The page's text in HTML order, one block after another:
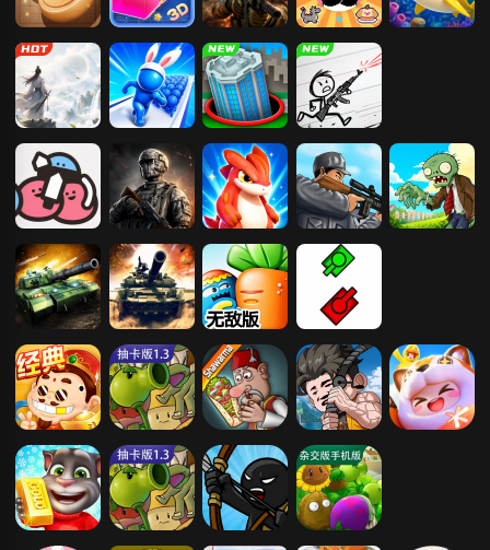
中国象棋
3D贪吃蛇大作
战
3D战争游戏 菜狗防守大战
我的修仙人生 兄弟冲冲冲 黑洞大乱斗
火柴人纸上战
争
征兵战争 使命行动 海王就是你 狙击小日本2
使命必达 复古坦克大战
保卫萝卜无敌
版
坦克动荡2
斗地主经典版
植物大战僵尸
抽卡版
沙威玛传奇 楚新钓
汤姆猫跑酷 植物大战僵尸 火柴人战争： 植物大战僵尸